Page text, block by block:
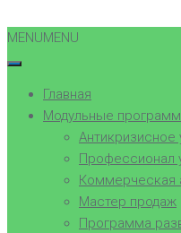
MENUMENU
Главная
Модульные
Антикризисное
Профессионал
Коммерческая
Мастер продаж
Программа